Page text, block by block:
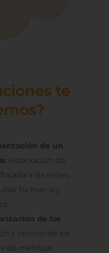
te
de un
elaboración de
a las redes
tu marca y
de los
y control de los
de métricas